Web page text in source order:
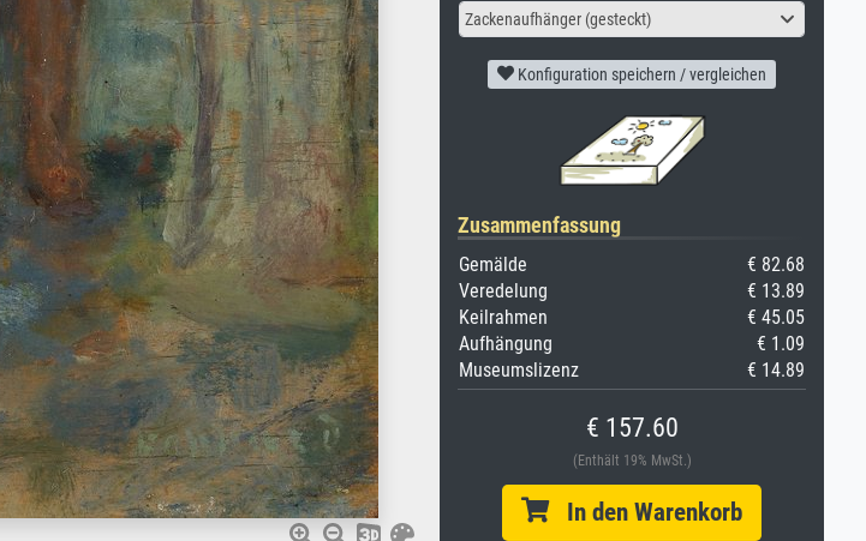
Zackenaufhänger (gesteckt)
Konfiguration speichern / vergleichen
Zusammenfassung
Gemälde
€ 82.68
Veredelung
€ 13.89
Keilrahmen
€ 45.05
Aufhängung
€ 1.09
Museumslizenz
€ 14.89
€ 157.60
(Enthält 19% MwSt.)
In den Warenkorb